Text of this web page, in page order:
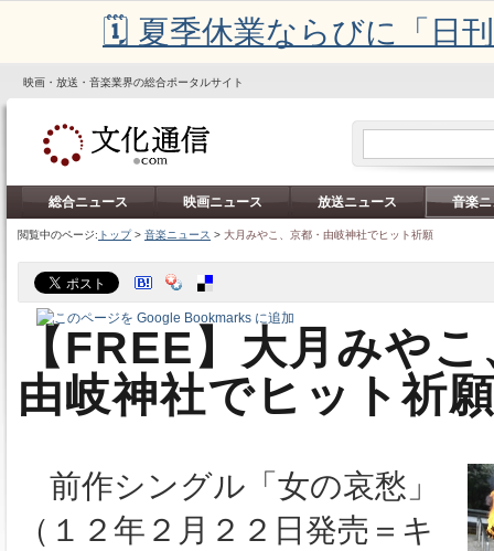
🗓️ 夏季休業ならびに「日
映画・放送・音楽業界の総合ポータルサイト
総合ニュース 映画ニュース 放送ニュース 音楽
閲覧中のページ: トップ> 音楽ニュース > 大月みやこ、京都・由岐神社でヒット祈願
【FREE】大月みや
由岐神社でヒット祈
前作シングル「女の哀愁」
（１２年２月２２日発売＝キ